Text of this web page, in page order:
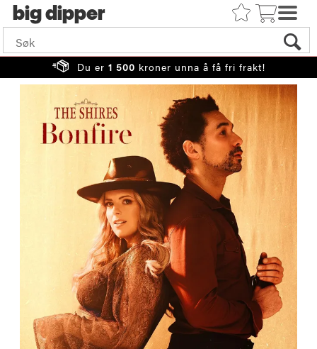
big
Du er 1 500 kroner unna å få fri frakt!